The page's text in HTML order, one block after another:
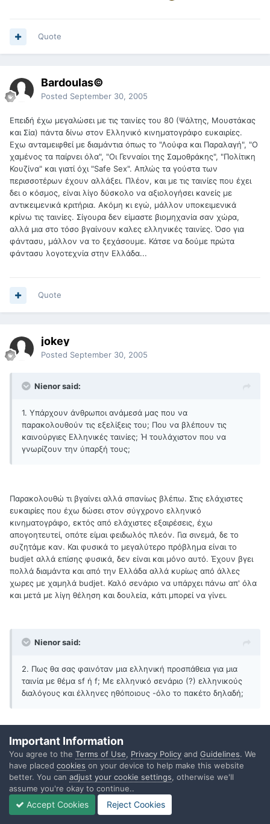
Quote
Bardoulas©
Posted September 30, 2005
Επειδή έχω μεγαλώσει με τις ταινίες του 80 (Ψάλτης, Μουστάκας
και Σία) πάντα δίνω στον Ελληνικό κινηματογράφο ευκαιρίες.
Εχω ανταμειφθεί με διαμάντια όπως το "Λούφα και Παραλαγή", "Ο
χαμένος τα παίρνει όλα", "Οι Γενναίοι της Σαμοθράκης", "Πολίτικη
Κουζίνα" και γιατί όχι "Safe Sex". Απλώς τα γούστα των
περισσοτέρων έχουν αλλάξει. Πλέον, και με τις ταινίες που έχει
δει ο κόσμος, είναι λίγο δύσκολο να αξιολογήσει κανείς με
αντικειμενικά κριτήρια. Ακόμη κι εγώ, μάλλον υποκειμενικά
κρίνω τις ταινίες. Σίγουρα δεν είμαστε βιομηχανία σαν χώρα,
αλλά μια στο τόσο βγαίνουν καλες ελληνικές ταινίες. Όσο για
φάντασυ, μάλλον να το ξεχάσουμε. Κάτσε να δούμε πρώτα
φάντασυ λογοτεχνία στην Ελλάδα...
Quote
jokey
Posted September 30, 2005
Nienor said:
1. Υπάρχουν άνθρωποι ανάμεσά μας που να
παρακολουθούν τις εξελίξεις του; Που να βλέπουν τις
καινούργιες Ελληνικές ταινίες; Ή τουλάχιστον που να
γνωρίζουν την ύπαρξή τους;
Παρακολουθώ τι βγαίνει αλλά σπανίως βλέπω. Στις ελάχιστες
ευκαιρίες που έχω δώσει στον σύγχρονο ελληνικό
κινηματογράφο, εκτός από ελάχιστες εξαιρέσεις, έχω
απογοητευτεί, οπότε είμαι φειδωλός πλεόν. Για σινεμά, δε το
συζητάμε καν. Και φυσικά το μεγαλύτερο πρόβλημα είναι το
budjet αλλά επίσης φυσικά, δεν είναι και μόνο αυτό. Έχουν βγει
πολλά διαμάντα και από την Ελλάδα αλλά κυρίως από άλλες
χωρες με χαμηλά budjet. Καλό σενάριο να υπάρχει πάνω απ' όλα
και μετά με λίγη θέληση και δουλεία, κάτι μπορεί να γίνει.
Nienor said:
2. Πως θα σας φαινόταν μια ελληνική προσπάθεια για μια
ταινία με θέμα sf ή f; Με ελληνικό σενάριο (?) ελληνικούς
διαλόγους και έλληνες ηθόποιους -όλο το πακέτο δηλαδή;
Μακάρι.
Quote
Important Information
You agree to the Terms of Use, Privacy Policy and Guidelines. We
have placed cookies on your device to help make this website
better. You can adjust your cookie settings, otherwise we'll
assume you're okay to continue..
Accept Cookies Reject Cookies